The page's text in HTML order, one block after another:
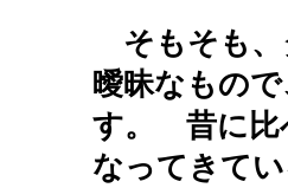
そもそも
曖昧なもの
す。 昔に比
なってきて